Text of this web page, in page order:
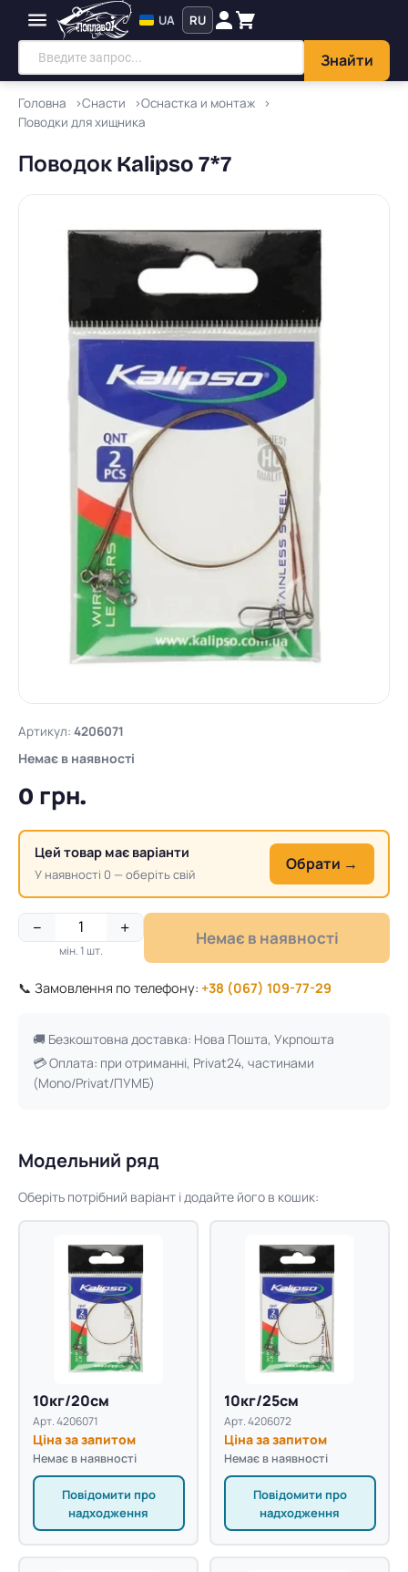
Знайти
UA RU
Головна Снасти
Оснастка и монтаж
Поводки для хищника
Поводок Kalipso 7*7
Артикул: 4206071
Немає в наявності
0 грн.
Цей товар має варіанти
У наявності 0 — оберіть свій
Обрати →
− +
мін. 1 шт.
Немає в наявності
📞 Замовлення по телефону: +38 (067) 109-77-29
🚚 Безкоштовна доставка: Нова Пошта, Укрпошта
💳 Оплата: при отриманні, Privat24, частинами
(Mono/Privat/ПУМБ)
Модельний ряд
Оберіть потрібний варіант і додайте його в кошик:
10кг/20см
Арт. 4206071
Ціна за запитом
Немає в наявності
Повідомити про
надходження
10кг/25см
Арт. 4206072
Ціна за запитом
Немає в наявності
Повідомити про
надходження